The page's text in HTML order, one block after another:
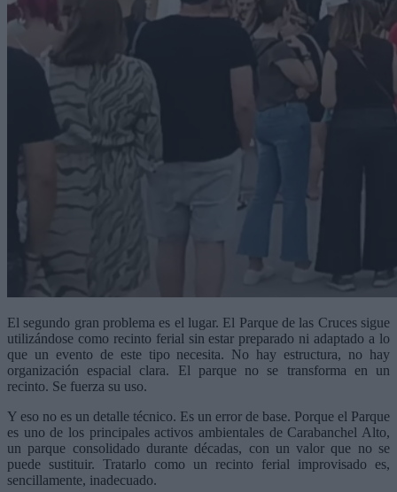
El segundo gran problema es el lugar. El Parque de las Cruces sigue
utilizándose como recinto ferial sin estar preparado ni adaptado a lo
que un evento de este tipo necesita. No hay estructura, no hay
organización espacial clara. El parque no se transforma en un
recinto. Se fuerza su uso.
Y eso no es un detalle técnico. Es un error de base. Porque el Parque
es uno de los principales activos ambientales de Carabanchel Alto,
un parque consolidado durante décadas, con un valor que no se
puede sustituir. Tratarlo como un recinto ferial improvisado es,
sencillamente, inadecuado.